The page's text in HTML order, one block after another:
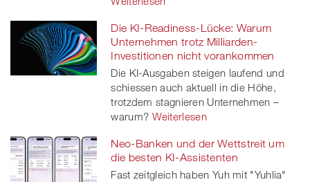
Die KI-Readiness-Lücke: Warum
Unternehmen trotz Milliarden-
Investitionen nicht vorankommen
Die KI-Ausgaben steigen laufend und
schiessen auch aktuell in die Höhe,
trotzdem stagnieren Unternehmen –
warum? Weiterlesen
Neo-Banken und der Wettstreit um
die besten KI-Assistenten
Fast zeitgleich haben Yuh mit "Yuhlia"